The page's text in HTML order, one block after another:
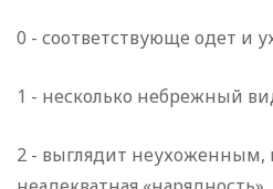
0 - соответствующе одет и
1 - несколько небрежный
2 - выглядит